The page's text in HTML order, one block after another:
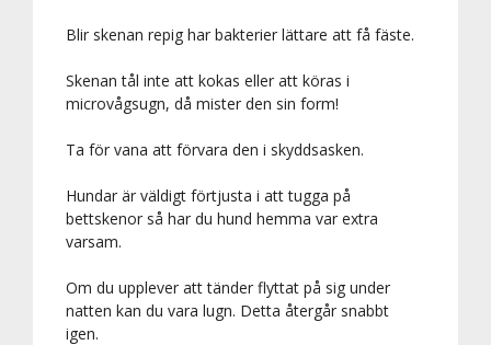
Blir skenan repig har bakterier lättare att få fäste.
Skenan tål inte att kokas eller att köras i
microvågsugn, då mister den sin form!
Ta för vana att förvara den i skyddsasken.
Hundar är väldigt förtjusta i att tugga på
bettskenor så har du hund hemma var extra
varsam.
Om du upplever att tänder flyttat på sig under
natten kan du vara lugn. Detta återgår snabbt
igen.